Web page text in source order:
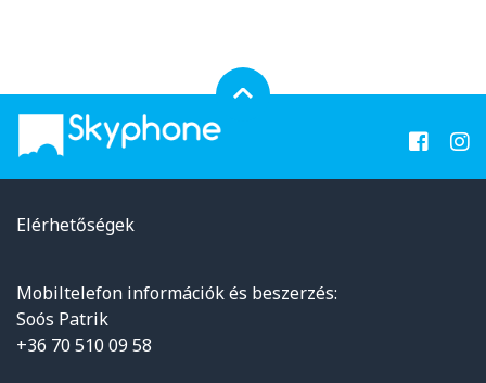
Elérhetőségek
Mobiltelefon információk és beszerzés:
Soós Patrik
+36 70 510 09 58